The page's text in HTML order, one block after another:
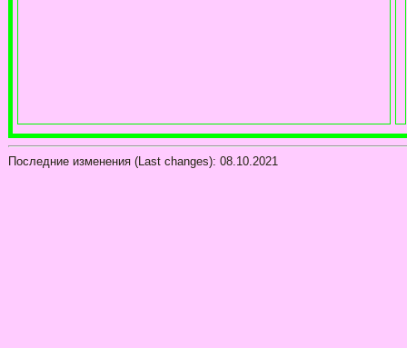
Последние изменения (Last changes): 08.10.2021